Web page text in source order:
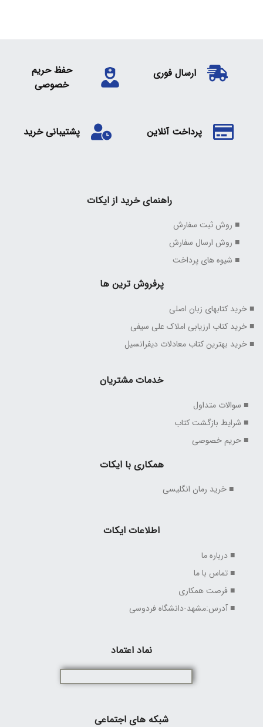
ارسال فوری
حفظ حریم
خصوصی
پرداخت آنلاین پشتیبانی خرید
راهنمای خرید از ایکات
■ روش ثبت سفارش
■ روش ارسال سفارش
■ شیوه های پرداخت
پرفروش ترین ها
■ خرید کتابهای زبان اصلی
■ خرید کتاب ارزیابی املاک علی سیفی
■ خرید بهترین کتاب معادلات دیفرانسیل
خدمات مشتریان
■ سوالات متداول
■ شرایط بازگشت کتاب
■ حریم خصوصی
همکاری با ایکات
■ خرید رمان انگلیسی
اطلاعات ایکات
■ درباره ما
■ تماس با ما
■ فرصت همکاری
■ آدرس:مشهد-دانشگاه فردوسی
نماد اعتماد
شبکه های اجتماعی